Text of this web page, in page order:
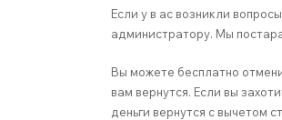
Если у в ас возникли
администратору. Мы
Вы можете бесплатно
вам вернутся. Если вы
деньги вернутся с вычетом